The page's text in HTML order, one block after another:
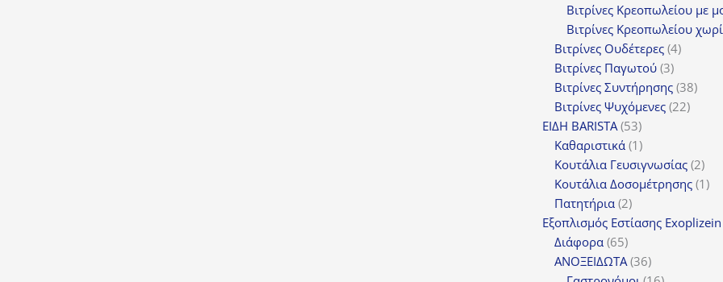
Βιτρίνες Κρεοπωλείου με
Βιτρίνες Κρεοπωλείου
Βιτρίνες Ουδέτερες 44
Βιτρίνες Παγωτού 33
προϊόντα
Βιτρίνες Συντήρησης 3838
Βιτρίνες Ψυχόμενες 2222
ΕΙΔΗ BARISTA 5353
προϊόντα
Καθαριστικά 11
προϊόν
Κουτάλια Γευσιγνωσίας 22
Κουτάλια Δοσομέτρησης 11
Πατητήρια 22
προϊόντα
Εξοπλισμός Εστίασης Exoplizein
Διάφορα 6565
προϊόντα
ΑΝΟΞΕΙΔΩΤΑ 3636